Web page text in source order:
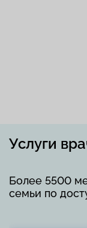
Услуги
Более 5500
семьи по